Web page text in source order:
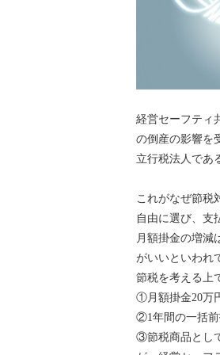
経営セーフティ
の倒産の影響を
立行税法人であ
これがなぜ節税
自由に選び、支
月額掛金の増減
がいいといわれ
節税を考える上
①月額掛金20万
②1年間の一括前
③節税商品とし